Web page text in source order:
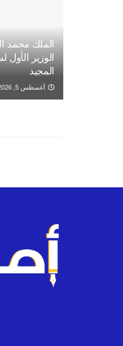
الملك محمد
الوزير
المجيد
أغسطس 5, 2026